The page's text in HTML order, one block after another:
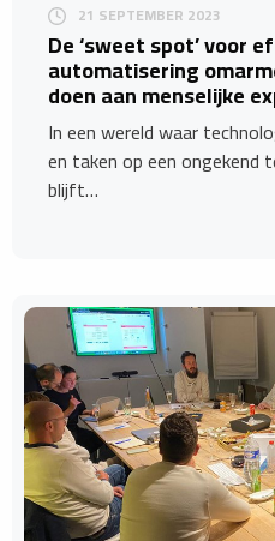
21 SEPTEMBER 2023
De ‘sweet spot’ voor
automatisering
doen aan menselijke
In een wereld waar
en taken op een
blijft…